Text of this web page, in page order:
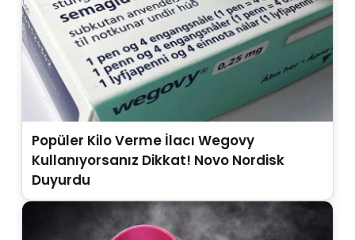
Popüler Kilo Verme İlacı Wegovy
Kullanıyorsanız Dikkat! Novo Nordisk
Duyurdu